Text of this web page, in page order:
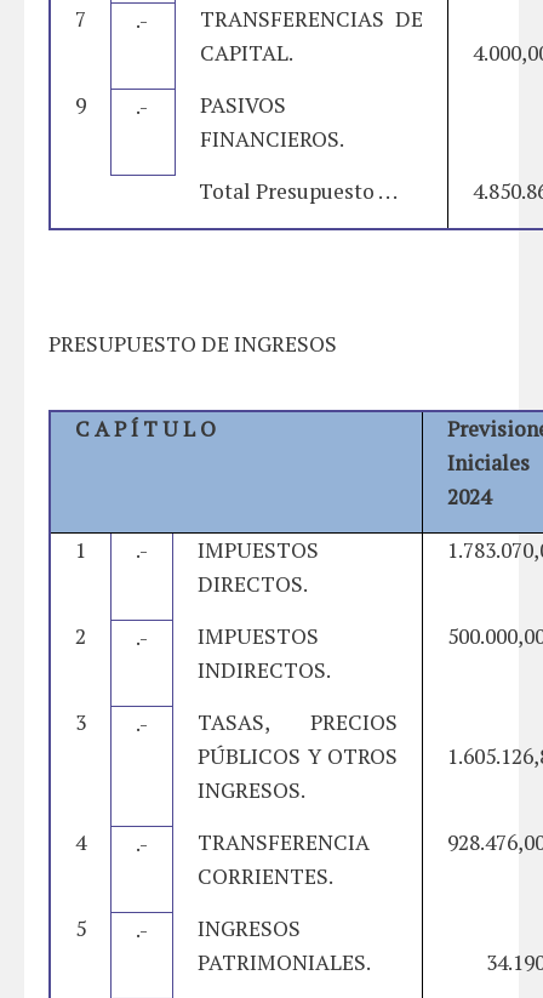
7
.-
TRANSFERENCIAS DE
CAPITAL.
9
.-
PASIVOS
FINANCIEROS.
Total Presupuesto . . .
PRESUPUESTO DE INGRESOS
C A P Í T U L O
Iniciales
2024
1
.-
IMPUESTOS
DIRECTOS.
2 .-
IMPUESTOS
INDIRECTOS.
3 .-
TASAS, PRECIOS
PÚBLICOS Y OTROS
INGRESOS.
4 .-
TRANSFERENCIA
CORRIENTES.
5 .-
INGRESOS
PATRIMONIALES.